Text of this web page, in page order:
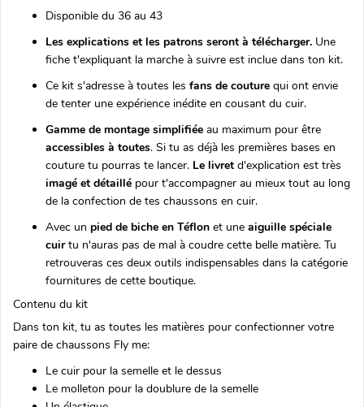
Disponible du 36 au 43
Les explications et les patrons seront à télécharger. Une
fiche t'expliquant la marche à suivre est inclue dans ton kit.
Ce kit s'adresse à toutes les fans de couture qui ont envie
de tenter une expérience inédite en cousant du cuir.
Gamme de montage simplifiée au maximum pour être
accessibles à toutes. Si tu as déjà les premières bases en
couture tu pourras te lancer. Le livret d'explication est très
imagé et détaillé pour t'accompagner au mieux tout au long
de la confection de tes chaussons en cuir.
Avec un pied de biche en Téflon et une aiguille spéciale
cuirtu n'auras pas de mal à coudre cette belle matière. Tu
retrouveras ces deux outils indispensables dans la catégorie
fournitures de cette boutique.
Contenu du kit
Dans ton kit, tu as toutes les matières pour confectionner votre
paire de chaussons Fly me:
Le cuir pour la semelle et le dessus
Le molleton pour la doublure de la semelle